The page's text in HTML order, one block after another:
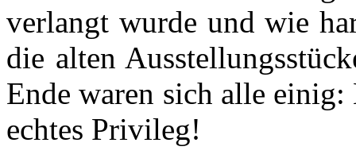
verlangt wurde und wie
die alten
Ende waren sich alle
echtes Privileg!